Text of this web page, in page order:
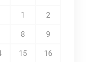
1 2
8 9
15 16